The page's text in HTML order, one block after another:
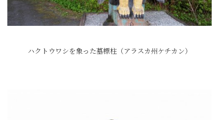
ハクトウワシを象った墓標柱（アラスカ州ケチカン）